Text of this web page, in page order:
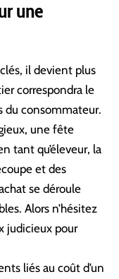
une
il devient plus
correspondra le
du consommateur.
une fête
tant qu’éleveur, la
et des
se déroule
Alors n’hésitez
judicieux pour
liés au coût d’un